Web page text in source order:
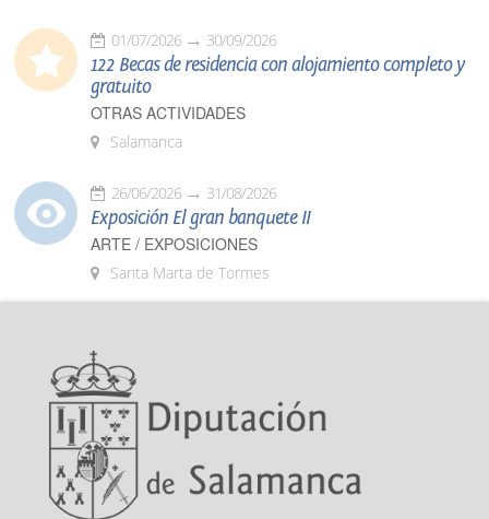
01/07/2026 30/09/2026
122 Becas de residencia con alojamiento completo y
gratuito
OTRAS ACTIVIDADES
Salamanca
26/06/2026 31/08/2026
Exposición El gran banquete II
ARTE / EXPOSICIONES
Santa Marta de Tormes